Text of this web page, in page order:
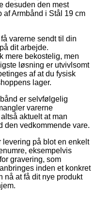
desuden den mest
Armbånd i Stål 19 cm
varerne sendt til din
dit arbejde.
mere bekostelig, men
løsning er utvivlsomt
af at du fysisk
lager.
er selvfølgelig
varerne
aktuelt at man
den vedkommende vare.
på blot en enkelt
eksempelvis
gravering, som
inden et konkret
nå at få dit nye produkt